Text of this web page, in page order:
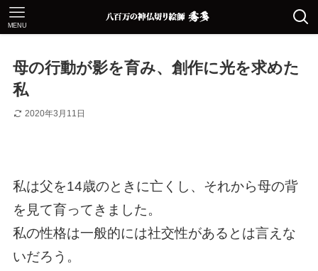
MENU
母の行動が影を育み、創作に光を求めた
私
2020年3月11日
私は父を14歳のときに亡くし、それから母の背
を見て育ってきました。
私の性格は一般的には社交性があるとは言えな
いだろう。